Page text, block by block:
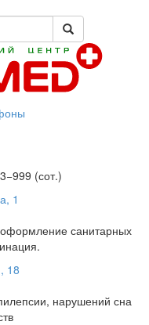
(сот.)
1
санитарных
18
нарушений сна